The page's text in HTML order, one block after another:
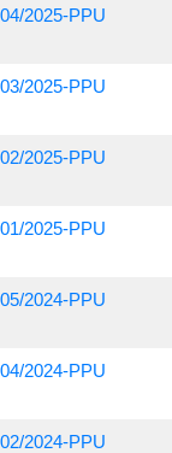
2025-PPU
2025-PPU
2025-PPU
2025-PPU
2024-PPU
2024-PPU
2024-PPU